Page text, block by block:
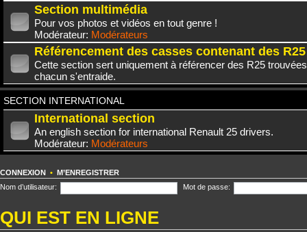
Section multimédia
Pour vos photos et vidéos en tout genre !
Modérateur: Modérateurs
Référencement des casses contenant des R25
Cette section sert uniquement à référencer des R25
chacun s'entraide.
SECTION INTERNATIONAL
International section
An english section for international Renault 25 drivers.
Modérateur: Modérateurs
CONNEXION • M’ENREGISTRER
Nom d’utilisateur:
Mot de passe:
QUI EST EN LIGNE